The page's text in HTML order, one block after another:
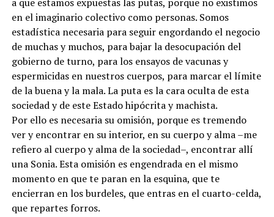
en el imaginario colectivo como personas. Somos
estadística necesaria para seguir engordando el negocio
de muchas y muchos, para bajar la desocupación del
gobierno de turno, para los ensayos de vacunas y
espermicidas en nuestros cuerpos, para marcar el límite
de la buena y la mala. La puta es la cara oculta de esta
sociedad y de este Estado hipócrita y machista.
Por ello es necesaria su omisión, porque es tremendo
ver y encontrar en su interior, en su cuerpo y alma –me
refiero al cuerpo y alma de la sociedad–, encontrar allí
una Sonia. Esta omisión es engendrada en el mismo
momento en que te paran en la esquina, que te
encierran en los burdeles, que entras en el cuarto-celda,
que repartes forros.